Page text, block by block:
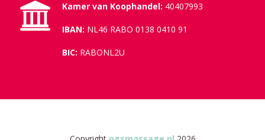
Kamer van Koophandel: 40407993
IBAN: NL46 RABO 0138 0410 91
BIC: RABONL2U